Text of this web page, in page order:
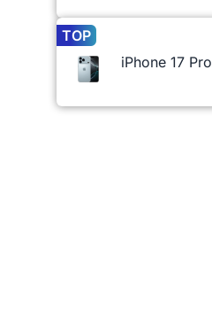
TOP
iPhone 17 Pro